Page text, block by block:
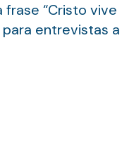
frase “Cristo vive
entrevistas a